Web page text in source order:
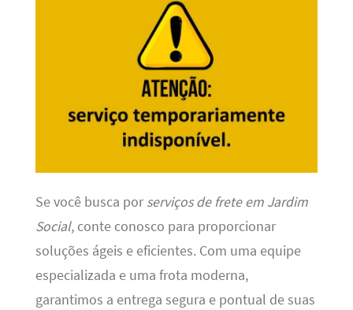
Se você busca por serviços de frete em Jardim
Social, conte conosco para proporcionar
soluções ágeis e eficientes. Com uma equipe
especializada e uma frota moderna,
garantimos a entrega segura e pontual de suas